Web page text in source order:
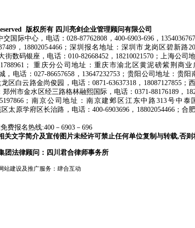
版权所有 四川亮剑企业管理顾问有限公司
际中心，电话：028-87762808，400-6903-696，
，18802054466；深圳报名地址：深圳市龙岗区碧新路
数码银座，电话：010-82668452，18210021570；上海公司
； 重庆分公司地址：重庆市渝北区黄泥磅紫荆商业
电话：027-86657658，13647232753；贵阳公司地址：贵
区白云路金尚俊园，电话：0871-63637318，18087127855
州市金水区经三路格林融熙国际，电话：0371-88176189，
；南京公司地址：南京建邺区江东中路313号中泰
太原学府区长治路，电话：400-6903696，18802054466；合
费报名热线:400－6903－696
文字简介及宣传图片未经许可禁止任何单位复制与转载,否则
团法律顾问：四川君合律师事务所
站建设及推广服务： 肆合互动